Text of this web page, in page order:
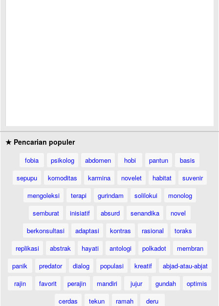
★ Pencarian populer
fobia psikolog abdomen hobi pantun
basis
sepupu
komoditas karmina novelet habitat
suvenir
mengoleksi
terapi gurindam solilokui
monolog
semburat
inisiatif absurd senandika
novel
berkonsultasi
adaptasi kontras rasional
toraks
replikasi
abstrak hayati antologi polkadot
membran
panik
predator dialog populasi kreatif
abjad-atau-abjat
rajin
favorit perajin mandiri jujur gundah
optimis
cerdas
tekun ramah deru